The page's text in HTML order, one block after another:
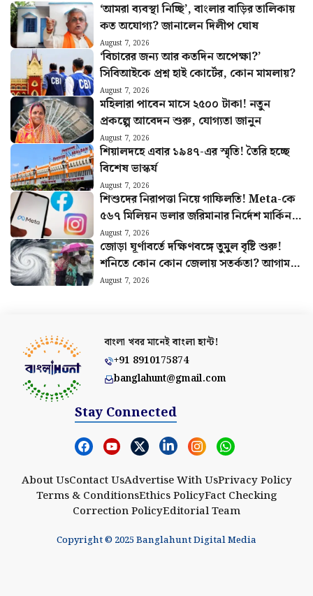
‘আমরা ব্যবস্থা নিচ্ছি’, বাংলার বাড়ির তালিকায়
কত অযোগ্য? জানালেন দিলীপ ঘোষ
August 7, 2026
‘বিচারের জন্য আর কতদিন অপেক্ষা?’
সিবিআইকে প্রশ্ন হাই কোর্টের, কোন মামলায়?
August 7, 2026
মহিলারা পাবেন মাসে ২৫০০ টাকা! নতুন
প্রকল্পে আবেদন শুরু, যোগ্যতা জানুন
August 7, 2026
শিয়ালদহে এবার ১৯৪৭-এর স্মৃতি! তৈরি হচ্ছে
বিশেষ ভাস্কর্য
August 7, 2026
শিশুদের নিরাপত্তা নিয়ে গাফিলতি! Meta-কে
৫৬৭ মিলিয়ন ডলার জরিমানার নির্দেশ মার্কিন
আদালতের
August 7, 2026
জোড়া ঘূর্ণাবর্তে দক্ষিণবঙ্গে তুমুল বৃষ্টি শুরু!
শনিতে কোন কোন জেলায় সতর্কতা? আগাম
খবর
August 7, 2026
বাংলা খবর মানেইবাংলা হান্ট!
+91 8910175874
banglahunt@gmail.com
Stay Connected
About UsContact UsAdvertise With UsPrivacy Policy
Terms & ConditionsEthics PolicyFact Checking
Correction PolicyEditorial Team
Copyright © 2025 Banglahunt Digital Media